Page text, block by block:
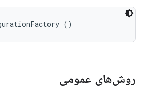
()
روش‌های عمومی